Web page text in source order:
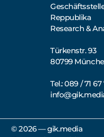
Reppublika
Research &
Türkenstr. 93
80799
Tel.: 089 / 71
©️ 2026 — gik.media